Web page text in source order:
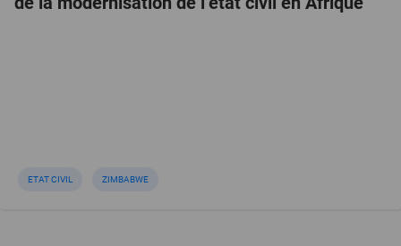
ETAT CIVIL ZIMBABWE